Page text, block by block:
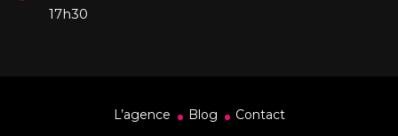
17h30
L’agence Blog Contact